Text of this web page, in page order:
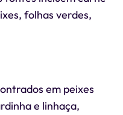
folhas verdes,
em peixes
e linhaça,